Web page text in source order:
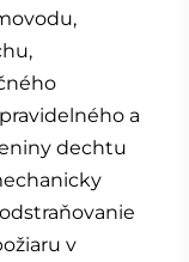
a
dechtu
v